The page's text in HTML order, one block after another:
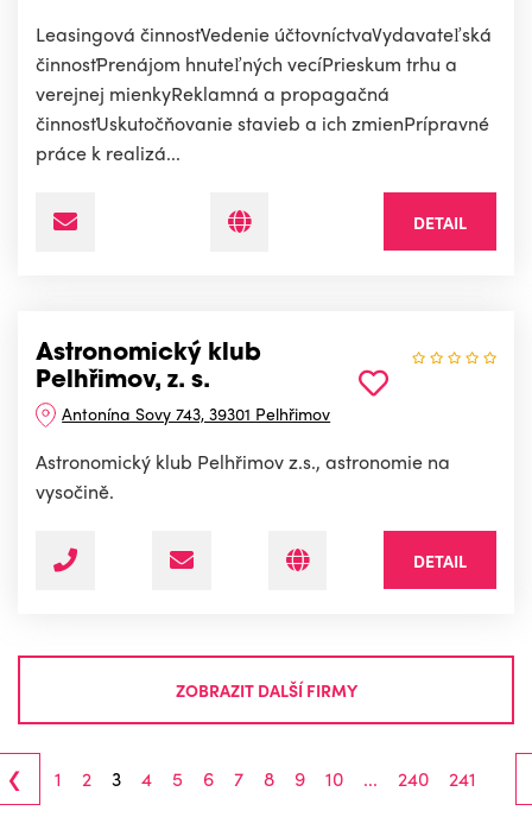
Leasingová činnosťVedenie účtovníctvaVydavateľská
činnosťPrenájom hnuteľných vecíPrieskum trhu a
verejnej mienkyReklamná a propagačná
činnosťUskutočňovanie stavieb a ich zmienPrípravné
práce k realizá...
DETAIL
Astronomický klub
Pelhřimov, z. s.
Antonína Sovy 743, 39301 Pelhřimov
Astronomický klub Pelhřimov z.s., astronomie na
vysočině.
DETAIL
ZOBRAZIT DALŠÍ FIRMY
‹ 1 2 3 4 5 6 7 8 9 10 ... 240 241